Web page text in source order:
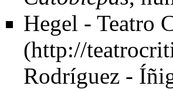
Hegel - Teatro
Rodríguez -